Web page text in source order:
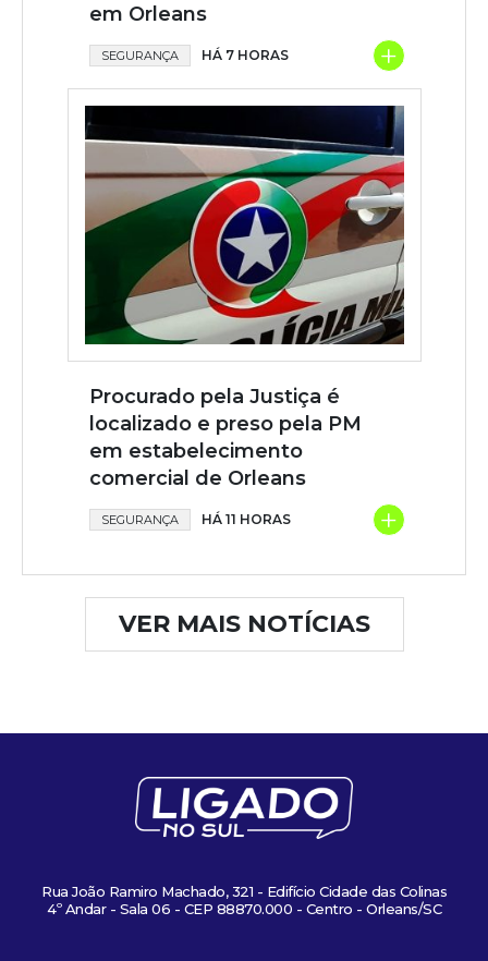
em Orleans
SEGURANÇA HÁ 7 HORAS +
Procurado pela Justiça é
localizado e preso pela PM
em estabelecimento
comercial de Orleans
SEGURANÇA HÁ 11 HORAS +
VER MAIS NOTÍCIAS
Rua João Ramiro Machado, 321 - Edifício Cidade das Colinas
4º Andar - Sala 06 - CEP 88870.000 - Centro - Orleans/SC